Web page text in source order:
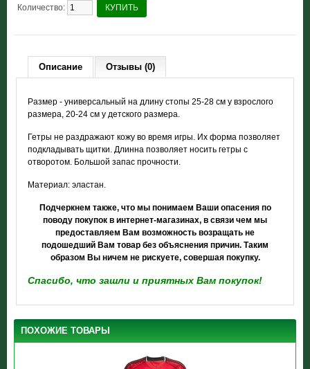
Количество: КУПИТЬ
Описание Отзывы (0)
Размер - универсальный на длину стопы 25-28 см у взрослого
размера, 20-24 см у детского размера.
Гетры не раздражают кожу во время игры. Их форма позволяет
подкладывать щитки. Длинна позволяет носить гетры с
отворотом. Большой запас прочности.
Материал: эластан.
Подчеркнем также, что мы понимаем Ваши опасения по
поводу покупок в интернет-магазинах, в связи чем мы
предоставляем Вам возможность возращать не
подошедший Вам товар без объяснения причин. Таким
образом Вы ничем не рискуете, совершая покупку.
Спасибо, что зашли и приятных Вам покупок!
ПОХОЖИЕ ТОВАРЫ